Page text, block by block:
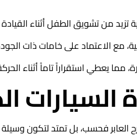
من تشويق الطفل أثناء
مع الاعتماد على خامات ذات
مما يعطي استقراراً تاماً أثناء
السيارات
العابر فحسب، بل تمتد لتكون